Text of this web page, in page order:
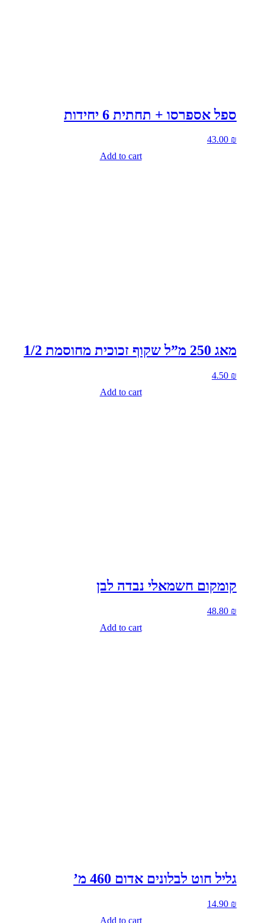
ספל אספרסו + תחתית 6 יחידות
43.00 ₪
Add to cart
מאג 250 מ”ל שקוף זכוכית מחוסמת 1/2
4.50 ₪
Add to cart
קומקום חשמאלי נבדה לבן
48.80 ₪
Add to cart
גליל חוט לבלונים אדום 460 מ’
14.90 ₪
Add to cart